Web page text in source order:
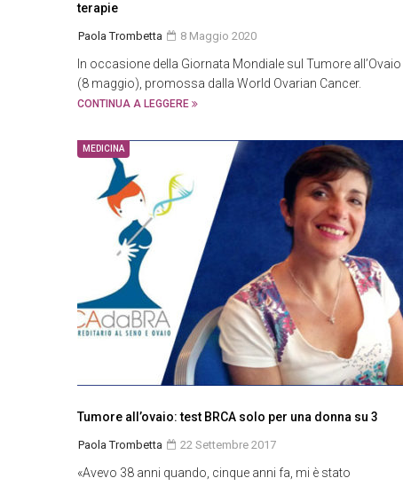
terapie
Paola Trombetta 8 Maggio 2020
In occasione della Giornata Mondiale sul Tumore all’Ovaio
(8 maggio), promossa dalla World Ovarian Cancer.
CONTINUA A LEGGERE
MEDICINA
Tumore all’ovaio: test BRCA solo per una donna su 3
Paola Trombetta 22 Settembre 2017
«Avevo 38 anni quando, cinque anni fa, mi è stato